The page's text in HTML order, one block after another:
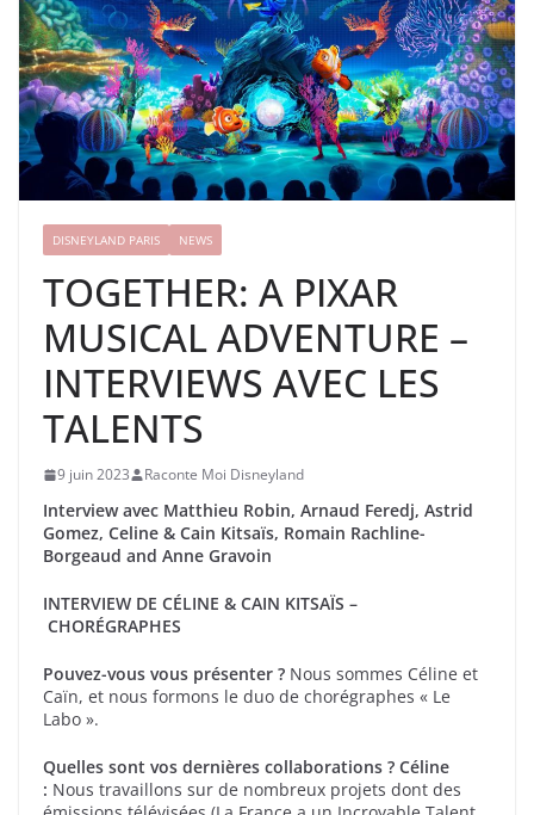
DISNEYLAND PARIS NEWS
TOGETHER: A PIXAR
MUSICAL ADVENTURE –
INTERVIEWS AVEC LES
TALENTS
9 juin 2023 Raconte Moi Disneyland
Interview avec Matthieu Robin, Arnaud Feredj, Astrid
Gomez, Celine & Cain Kitsaïs, Romain Rachline-
Borgeaud and Anne Gravoin
INTERVIEW DE CÉLINE & CAIN KITSAÏS –
CHORÉGRAPHES
Pouvez-vous vous présenter ? Nous sommes Céline et
Caïn, et nous formons le duo de chorégraphes « Le
Labo ».
Quelles sont vos dernières collaborations ? Céline
: Nous travaillons sur de nombreux projets dont des